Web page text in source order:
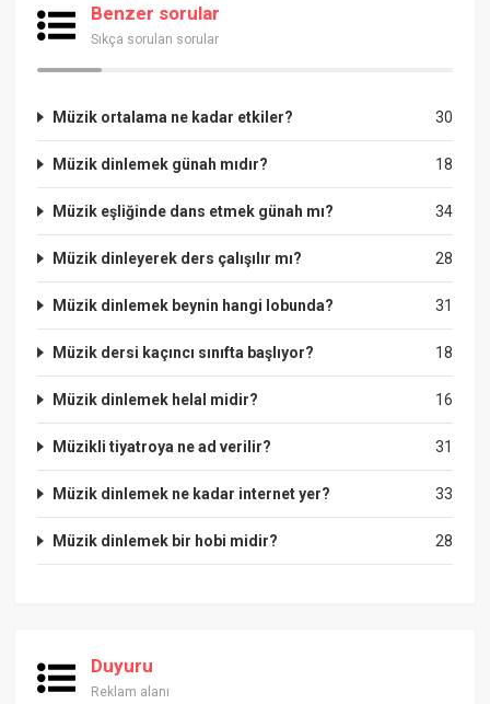
Benzer sorular
Sıkça sorulan sorular
30
Müzik ortalama ne kadar etkiler?
18
Müzik dinlemek günah mıdır?
34
Müzik eşliğinde dans etmek günah mı?
28
Müzik dinleyerek ders çalışılır mı?
31
Müzik dinlemek beynin hangi lobunda?
18
Müzik dersi kaçıncı sınıfta başlıyor?
16
Müzik dinlemek helal midir?
31
Müzikli tiyatroya ne ad verilir?
33
Müzik dinlemek ne kadar internet yer?
28
Müzik dinlemek bir hobi midir?
Duyuru
Reklam alanı